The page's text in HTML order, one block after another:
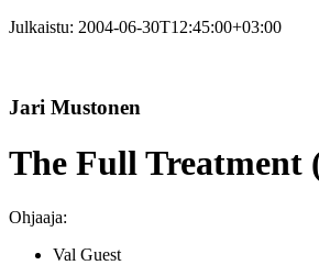
Julkaistu: 2004-06-30T12:45:00+03:00
Jari Mustonen
The Full Treatment
Ohjaaja:
Val Guest